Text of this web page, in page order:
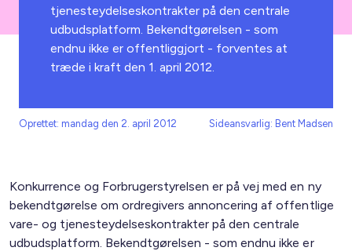
tjenesteydelseskontrakter på den centrale
udbudsplatform. Bekendtgørelsen - som
endnu ikke er offentliggjort - forventes at
træde i kraft den 1. april 2012.
Oprettet: mandag den 2. april 2012 Sideansvarlig: Bent Madsen
Konkurrence og Forbrugerstyrelsen er på vej med en ny
bekendtgørelse om ordregivers annoncering af offentlige
vare- og tjenesteydelseskontrakter på den centrale
udbudsplatform. Bekendtgørelsen - som endnu ikke er